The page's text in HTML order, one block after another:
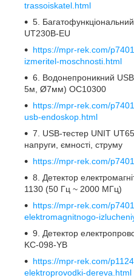
trassoiskatel.html
5.
UT230B-EU
https://mpr-rek.com/
izmeritel-moschnosti.html
6. Водонепроникний
5м, Ø7мм) OC10300
https://mpr-rek.com/
usb-endoskop.html
7. USB-тестер UNIT
напруги, ємності, струму
https://mpr-rek.com/
8. Детектор
1130 (50 Гц ~ 2000 МГц)
https://mpr-rek.com/
elektromagnitnogo-
9. Детектор
KC-098-YB
https://mpr-rek.com/
elektroprovodki-dereva.html